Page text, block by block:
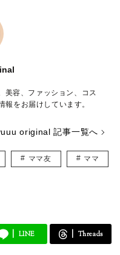
美容、ファッション、コス
報をお届けしています。
original 記事一覧へ
ママ友 ママ
LINE Threads